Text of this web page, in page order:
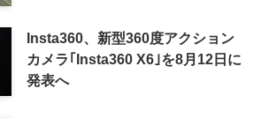
Insta360、新型360度アクション
カメラ｢Insta360 X6｣を8月12日に
発表へ